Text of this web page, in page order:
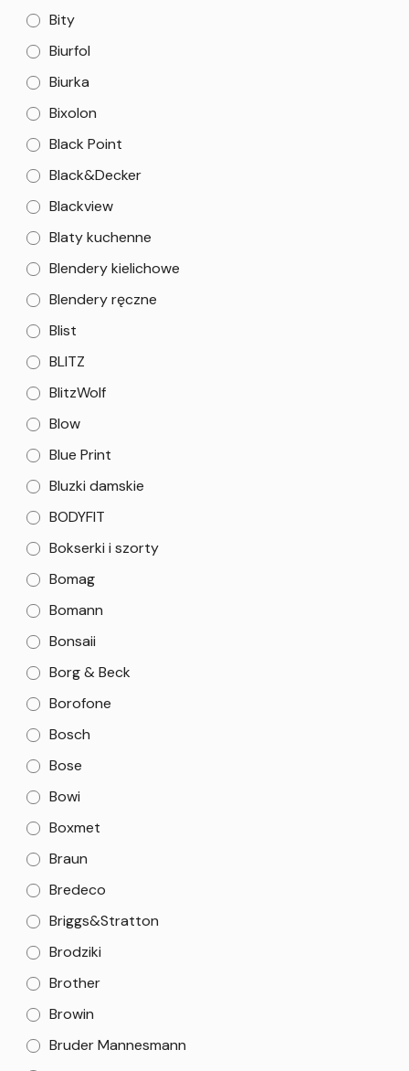
Bity
Biurfol
Biurka
Bixolon
Black Point
Black&Decker
Blackview
Blaty kuchenne
Blendery kielichowe
Blendery ręczne
Blist
BLITZ
BlitzWolf
Blow
Blue Print
Bluzki damskie
BODYFIT
Bokserki i szorty
Bomag
Bomann
Bonsaii
Borg & Beck
Borofone
Bosch
Bose
Bowi
Boxmet
Braun
Bredeco
Briggs&Stratton
Brodziki
Brother
Browin
Bruder Mannesmann